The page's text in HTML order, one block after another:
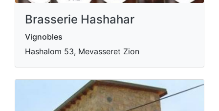
Brasserie Hashahar
Vignobles
Hashalom 53, Mevasseret Zion